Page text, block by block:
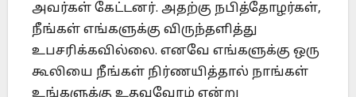
அவர்கள் கேட்டனர். அதற்கு நபித்தோழர்கள்,
நீங்கள் எங்களுக்கு விருந்தளித்து
உபசரிக்கவில்லை. எனவே எங்களுக்கு ஒரு
கூலியை நீங்கள் நிர்ணயித்தால் நாங்கள்